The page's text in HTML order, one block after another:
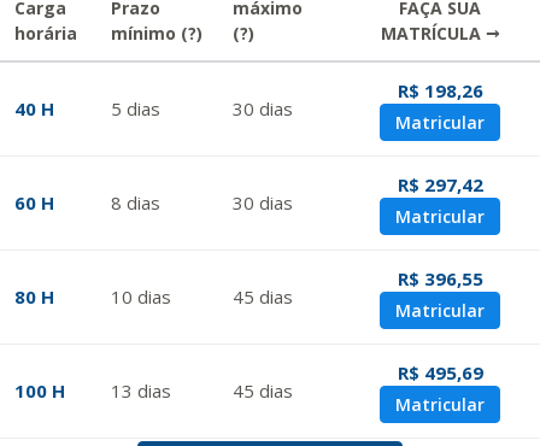
Carga
horária
Prazo
mínimo (?)
máximo
(?)
FAÇA SUA
MATRÍCULA →
40 H 5 dias 30 dias
R$ 198,26
Matricular
60 H 8 dias 30 dias
R$ 297,42
Matricular
80 H 10 dias 45 dias
R$ 396,55
Matricular
100 H 13 dias 45 dias
R$ 495,69
Matricular